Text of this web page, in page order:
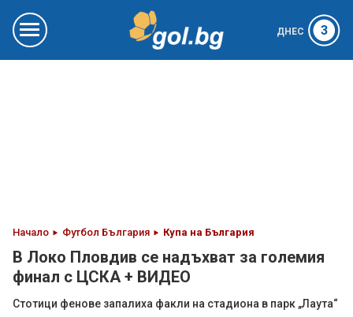
ДНЕС 3
Начало Футбол България Купа на България
В Локо Пловдив се надъхват за големия
финал с ЦСКА + ВИДЕО
Стотици фенове запалиха факли на стадиона в парк „Лаута“